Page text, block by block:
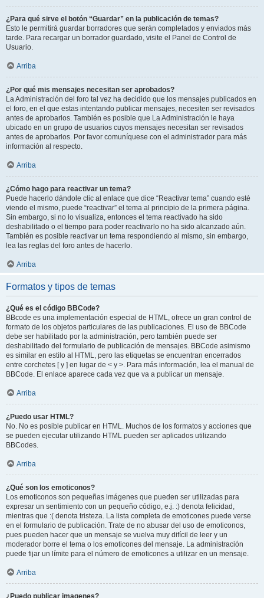
¿Para qué sirve el botón “Guardar” en la publicación de temas?
Esto le permitirá guardar borradores que serán completados y enviados más
tarde. Para recargar un borrador guardado, visite el Panel de Control de
Usuario.
Arriba
¿Por qué mis mensajes necesitan ser aprobados?
La Administración del foro tal vez ha decidido que los mensajes publicados en
el foro, en el que estas intentando publicar mensajes, necesiten ser revisados
antes de aprobarlos. También es posible que La Administración le haya
ubicado en un grupo de usuarios cuyos mensajes necesitan ser revisados
antes de aprobarlos. Por favor comuníquese con el administrador para más
información al respecto.
Arriba
¿Cómo hago para reactivar un tema?
Puede hacerlo dándole clic al enlace que dice “Reactivar tema” cuando esté
viendo el mismo, puede “reactivar” el tema al principio de la primera página.
Sin embargo, si no lo visualiza, entonces el tema reactivado ha sido
deshabilitado o el tiempo para poder reactivarlo no ha sido alcanzado aún.
También es posible reactivar un tema respondiendo al mismo, sin embargo,
lea las reglas del foro antes de hacerlo.
Arriba
Formatos y tipos de temas
¿Qué es el código BBCode?
BBcode es una implementación especial de HTML, ofrece un gran control de
formato de los objetos particulares de las publicaciones. El uso de BBCode
debe ser habilitado por la administración, pero también puede ser
deshabilitado del formulario de publicación de mensajes. BBCode asimismo
es similar en estilo al HTML, pero las etiquetas se encuentran encerrados
entre corchetes [ y ] en lugar de < y >. Para más información, lea el manual de
BBCode. El enlace aparece cada vez que va a publicar un mensaje.
Arriba
¿Puedo usar HTML?
No. No es posible publicar en HTML. Muchos de los formatos y acciones que
se pueden ejecutar utilizando HTML pueden ser aplicados utilizando
BBCodes.
Arriba
¿Qué son los emoticonos?
Los emoticonos son pequeñas imágenes que pueden ser utilizadas para
expresar un sentimiento con un pequeño código, e.j. :) denota felicidad,
mientras que :( denota tristeza. La lista completa de emoticones puede verse
en el formulario de publicación. Trate de no abusar del uso de emoticonos,
pues pueden hacer que un mensaje se vuelva muy difícil de leer y un
moderador borre el tema o los emoticones del mensaje. La administración
puede fijar un límite para el número de emoticones a utilizar en un mensaje.
Arriba
¿Puedo publicar imagenes?